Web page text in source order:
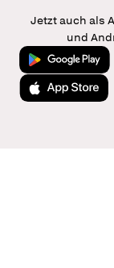
Jetzt auch als
und
Jetzt bei Google
Laden im App